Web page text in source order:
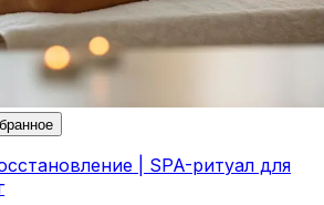
| SPA-ритуал для